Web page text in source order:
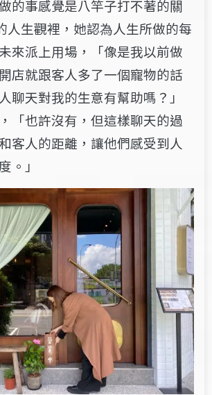
的事感覺是八竿子打不著的關
人生觀裡，她認為人生所做的每
來派上用場，「像是我以前做
店就跟客人多了一個寵物的話
聊天對我的生意有幫助嗎？」
「也許沒有，但這樣聊天的過
客人的距離，讓他們感受到人
。」